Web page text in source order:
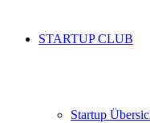
STARTUP CLUB
Startup